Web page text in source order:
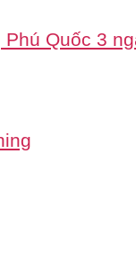
Quốc 3